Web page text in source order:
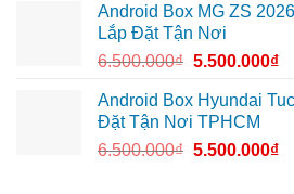
Android Box MG ZS
Lắp Đặt Tận Nơi
6.500.000₫ 5.500.000₫
Android Box Hyundai
Đặt Tận Nơi TPHCM
6.500.000₫ 5.500.000₫